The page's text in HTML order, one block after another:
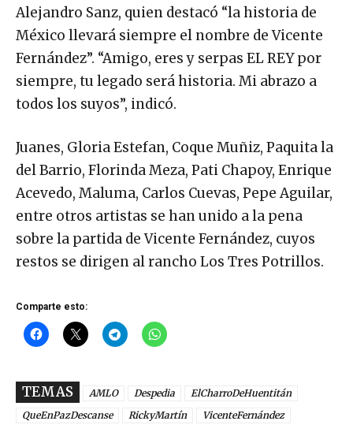
Alejandro Sanz, quien destacó “la historia de
México llevará siempre el nombre de Vicente
Fernández”. “Amigo, eres y serpas EL REY por
siempre, tu legado será historia. Mi abrazo a
todos los suyos”, indicó.
Juanes, Gloria Estefan, Coque Muñiz, Paquita la
del Barrio, Florinda Meza, Pati Chapoy, Enrique
Acevedo, Maluma, Carlos Cuevas, Pepe Aguilar,
entre otros artistas se han unido a la pena
sobre la partida de Vicente Fernández, cuyos
restos se dirigen al rancho Los Tres Potrillos.
Comparte esto:
TEMAS AMLO Despedia
ElCharroDeHuentitán
QueEnPazDescanse
RickyMartín VicenteFernández